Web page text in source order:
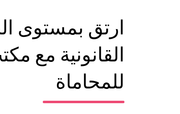
ارتق بمستوى
القانونية مع
للمحاماة